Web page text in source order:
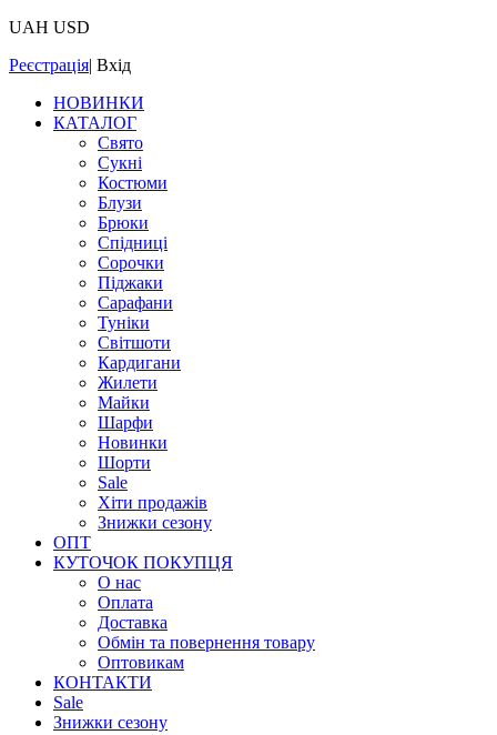
UAH USD
Реєстрація| Вхід
НОВИНКИ
КАТАЛОГ
Свято
Сукні
Костюми
Блузи
Брюки
Спідниці
Сорочки
Піджаки
Сарафани
Туніки
Світшоти
Кардигани
Жилети
Майки
Шарфи
Новинки
Шорти
Sale
Хіти продажів
Знижки сезону
ОПТ
КУТОЧОК ПОКУПЦЯ
О нас
Оплата
Доставка
Обмін та повернення товару
Оптовикам
КОНТАКТИ
Sale
Знижки сезону